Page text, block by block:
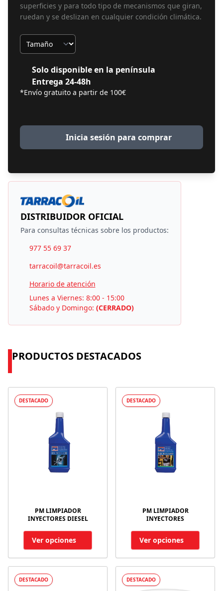
superficies y para todo tipo de mecanismos que giran,
ruedan y se deslizan en cualquier condición climática.
Tamaño
Solo disponible en la península
Entrega 24-48h
*Envío gratuito a partir de 100€
Inicia sesión para comprar
DISTRIBUIDOR OFICIAL
Para consultas técnicas sobre los productos:
977 55 69 37
tarracoil@tarracoil.es
Horario de atención
Lunes a Viernes: 8:00 - 15:00
Sábado y Domingo: (CERRADO)
PRODUCTOS DESTACADOS
DESTACADO
PM LIMPIADOR
INYECTORES DIESEL
Ver opciones
DESTACADO
PM LIMPIADOR
INYECTORES
Ver opciones
DESTACADO DESTACADO